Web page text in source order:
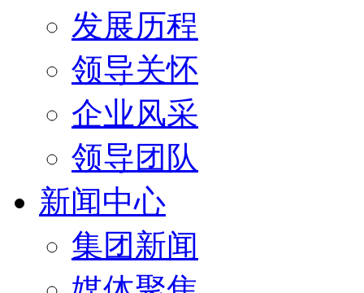
发展历程
领导关怀
企业风采
领导团队
新闻中心
集团新闻